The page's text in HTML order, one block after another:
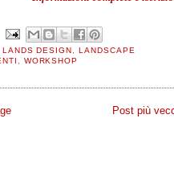
LANDS DESIGN , LANDSCAPE
, WORKSHOP
Post più